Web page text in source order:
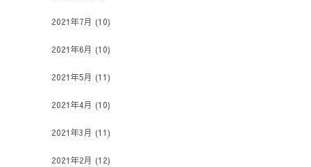
2021年7月 (10)
2021年6月 (10)
2021年5月 (11)
2021年4月 (10)
2021年3月 (11)
2021年2月 (12)